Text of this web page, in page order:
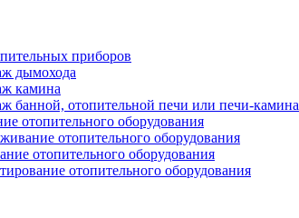
приборов
дымохода
камина
банной, отопительной печи или печи-камина
отопительного оборудования
отопительного оборудования
отопительного оборудования
отопительного оборудования